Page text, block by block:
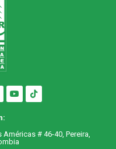
# 46-40, Pereira,